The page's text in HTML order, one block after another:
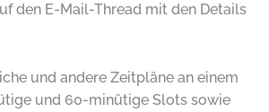
den E-Mail-Thread mit den Details
und andere Zeitpläne an einem
und 60-minütige Slots sowie